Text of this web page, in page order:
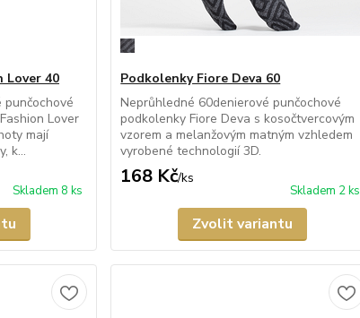
Lover 40
Lover
mají
k...
Skladem 8 ks
Podkolenky Fiore Deva 60
Neprůhledné 60denierové punčochové
podkolenky Fiore Deva s kosočtvercovým
vzorem a melanžovým matným vzhledem
vyrobené technologií 3D.
168 Kč/ks
Skladem 2 ks
Zvolit variantu